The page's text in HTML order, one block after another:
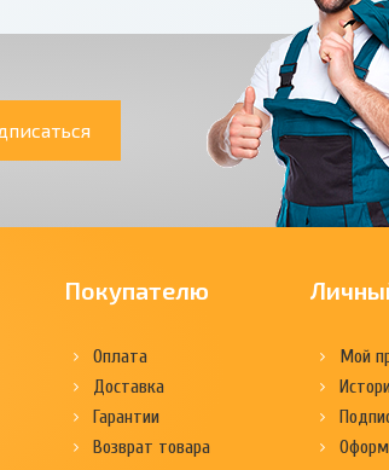
Покупателю
Оплата
Доставка
Гарантии
Возврат товара
Мой